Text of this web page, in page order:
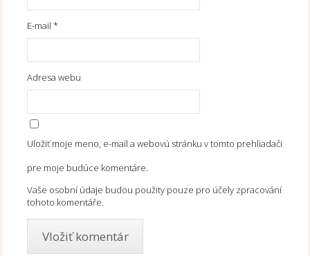
E-mail*
Adresa webu
Uložiť moje meno, e-mail a webovú stránku v tomto prehliadači
pre moje budúce komentáre.
Vaše osobní údaje budou použity pouze pro účely zpracování
tohoto komentáře.